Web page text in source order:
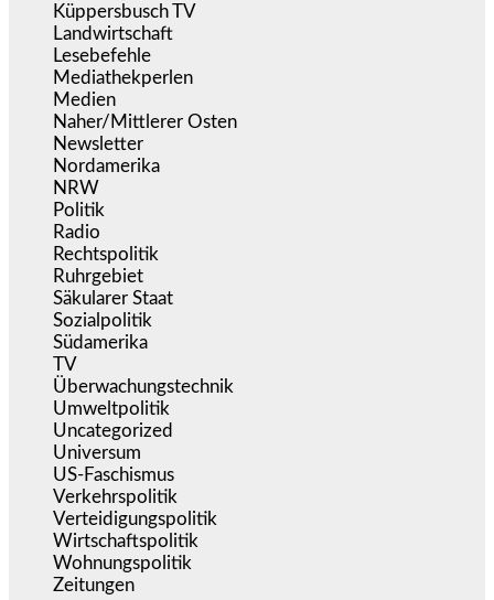
Küppersbusch TV
Landwirtschaft
Lesebefehle
Mediathekperlen
Medien
Naher/Mittlerer Osten
Newsletter
Nordamerika
NRW
Politik
Radio
Rechtspolitik
Ruhrgebiet
Säkularer Staat
Sozialpolitik
Südamerika
TV
Überwachungstechnik
Umweltpolitik
Uncategorized
Universum
US-Faschismus
Verkehrspolitik
Verteidigungspolitik
Wirtschaftspolitik
Wohnungspolitik
Zeitungen